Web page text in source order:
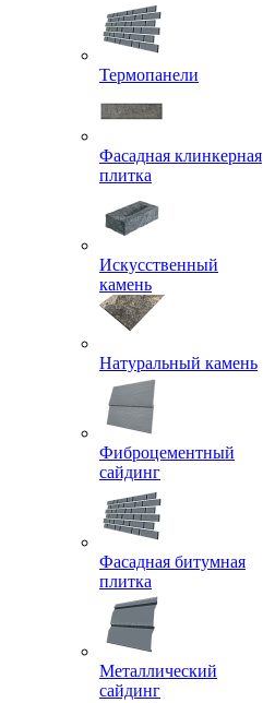
Термопанели
Фасадная клинкерная
плитка
Искусственный
камень
Натуральный камень
Фиброцементный
сайдинг
Фасадная битумная
плитка
Металлический
сайдинг